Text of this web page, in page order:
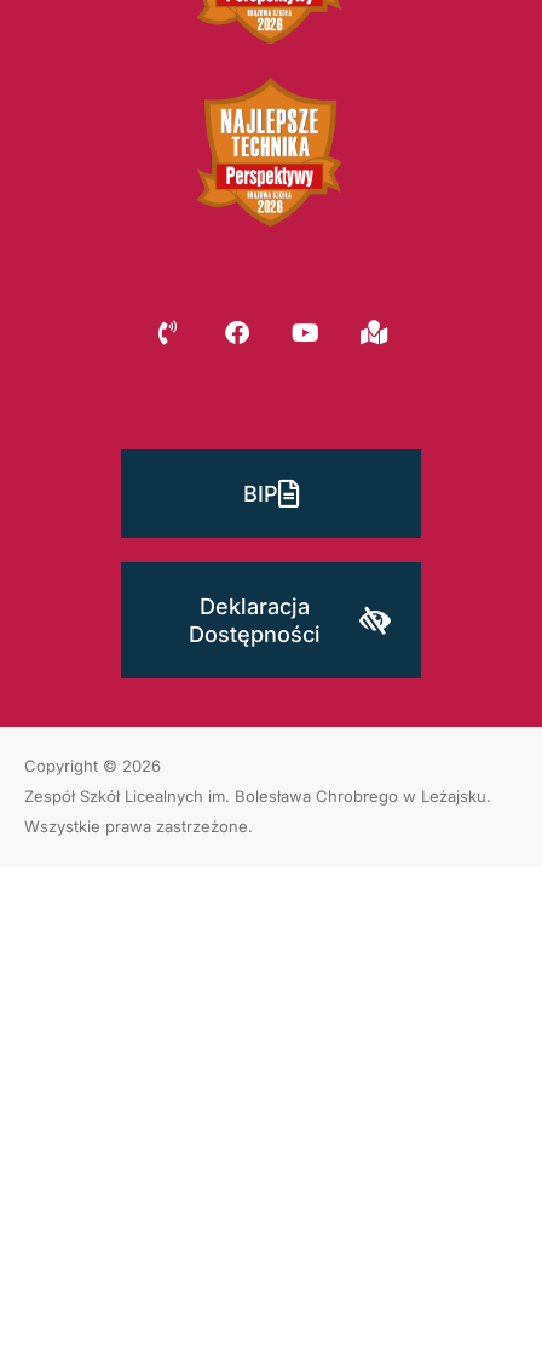
BIP
Deklaracja
Dostępności
Copyright © 2026
Zespół Szkół Licealnych im. Bolesława Chrobrego w Leżajsku.
Wszystkie prawa zastrzeżone.